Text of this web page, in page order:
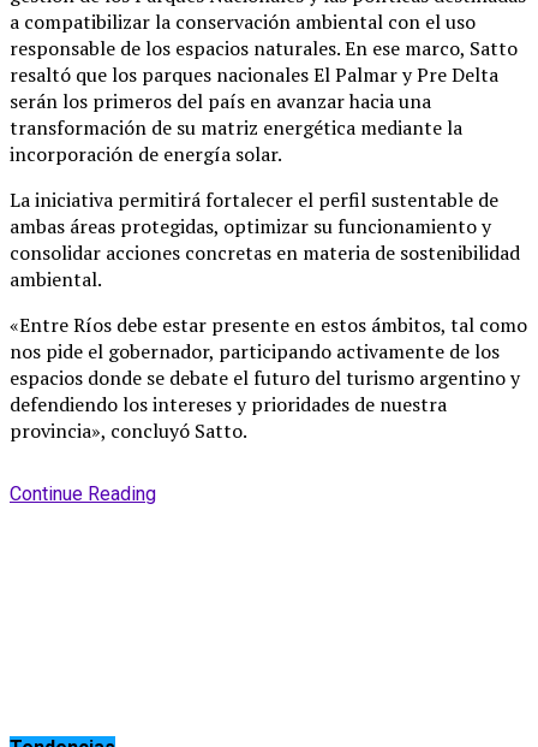
a compatibilizar la conservación ambiental con el uso
responsable de los espacios naturales. En ese marco, Satto
resaltó que los parques nacionales El Palmar y Pre Delta
serán los primeros del país en avanzar hacia una
transformación de su matriz energética mediante la
incorporación de energía solar.
La iniciativa permitirá fortalecer el perfil sustentable de
ambas áreas protegidas, optimizar su funcionamiento y
consolidar acciones concretas en materia de sostenibilidad
ambiental.
«Entre Ríos debe estar presente en estos ámbitos, tal como
nos pide el gobernador, participando activamente de los
espacios donde se debate el futuro del turismo argentino y
defendiendo los intereses y prioridades de nuestra
provincia», concluyó Satto.
Continue Reading